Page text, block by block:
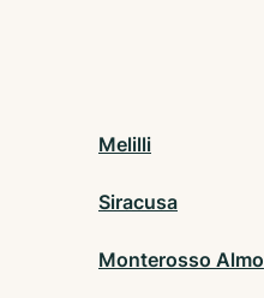
Melilli
Siracusa
Monterosso Almo